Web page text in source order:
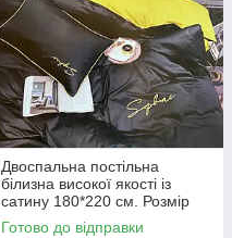
Двоспальна постільна
білизна високої якості із
сатину 180*220 см. Розмір
2.0
Готово до відправки